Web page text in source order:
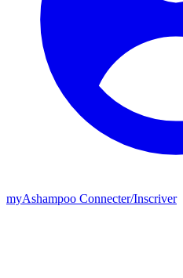
myAshampoo Connecter/Inscriver